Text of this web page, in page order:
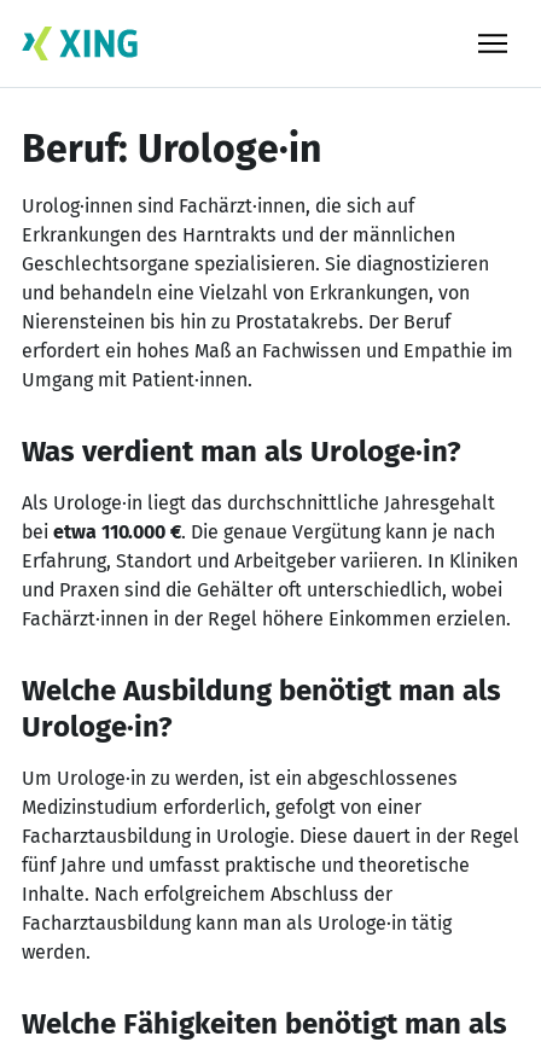
Beruf: Urologe·in
Urolog·innen sind Fachärzt·innen, die sich auf
Erkrankungen des Harntrakts und der männlichen
Geschlechtsorgane spezialisieren. Sie diagnostizieren
und behandeln eine Vielzahl von Erkrankungen, von
Nierensteinen bis hin zu Prostatakrebs. Der Beruf
erfordert ein hohes Maß an Fachwissen und Empathie im
Umgang mit Patient·innen.
Was verdient man als Urologe·in?
Als Urologe·in liegt das durchschnittliche Jahresgehalt
bei etwa 110.000 €. Die genaue Vergütung kann je nach
Erfahrung, Standort und Arbeitgeber variieren. In Kliniken
und Praxen sind die Gehälter oft unterschiedlich, wobei
Fachärzt·innen in der Regel höhere Einkommen erzielen.
Welche Ausbildung benötigt man als
Urologe·in?
Um Urologe·in zu werden, ist ein abgeschlossenes
Medizinstudium erforderlich, gefolgt von einer
Facharztausbildung in Urologie. Diese dauert in der Regel
fünf Jahre und umfasst praktische und theoretische
Inhalte. Nach erfolgreichem Abschluss der
Facharztausbildung kann man als Urologe·in tätig
werden.
Welche Fähigkeiten benötigt man als